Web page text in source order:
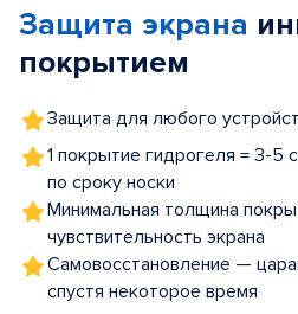
5
Защита экрана
покрытием
Защита для любого
1 покрытие гидрогеля = 3-5
по сроку носки
Минимальная толщина
чувствительность экрана
Самовосстановление —
спустя некоторое время